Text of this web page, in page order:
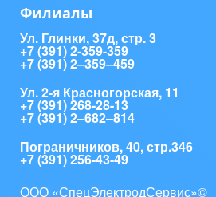
Филиалы
Ул. Глинки, 37д, стр. 3
+7 (391) 2-359-359
+7 (391) 2‒359‒459
Ул. 2-я Красногорская, 11
+7 (391) 268-28-13
+7 (391) 2‒682‒814
Пограничников, 40, стр.346
+7 (391) 256-43-49
ООО «СпецЭлектродСервис»©